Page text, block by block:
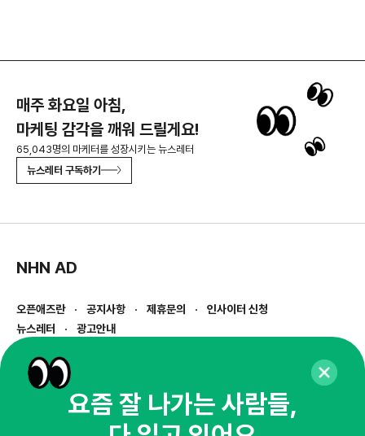
매주 화요일 아침,
마케팅 감각을 깨워 드릴게요!
65,043명의 마케터를 성장시키는 뉴스레터
뉴스레터 구독하기
NHN AD
오픈애즈란 공지사항 제휴문의
인사이터 신청
뉴스레터
광고안내
경기도 성남시 분당구 대왕판교로645번길 16
사업자등록번호 : 144-81-27690(
통신판매업신고번호 : 2014-경기성남-1023
호스팅서비스사업자 : 오픈애즈
요즘 잘 나가는 사람들,